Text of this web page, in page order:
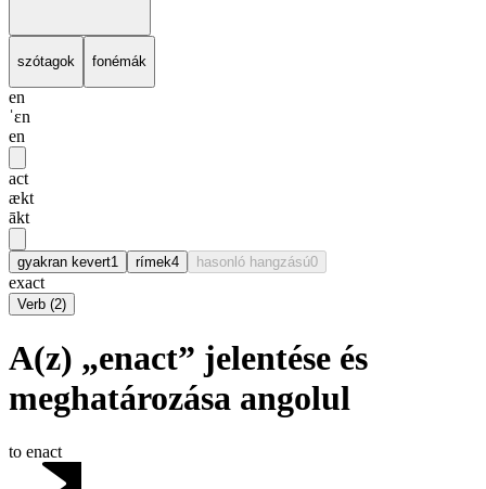
szótagok fonémák
en
ˈɛn
en
act
ækt
ākt
gyakran kevert1 rímek4 hasonló hangzású0
exact
Verb (2)
A(z) „enact” jelentése és
meghatározása angolul
to enact